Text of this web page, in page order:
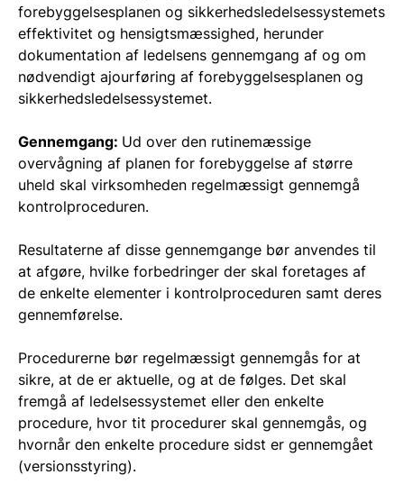
forebyggelsesplanen og sikkerhedsledelsessystemets
effektivitet og hensigtsmæssighed, herunder
dokumentation af ledelsens gennemgang af og om
nødvendigt ajourføring af forebyggelsesplanen og
sikkerhedsledelsessystemet.
Gennemgang: Ud over den rutinemæssige
overvågning af planen for forebyggelse af større
uheld skal virksomheden regelmæssigt gennemgå
kontrolproceduren.
Resultaterne af disse gennemgange bør anvendes til
at afgøre, hvilke forbedringer der skal foretages af
de enkelte elementer i kontrolproceduren samt deres
gennemførelse.
Procedurerne bør regelmæssigt gennemgås for at
sikre, at de er aktuelle, og at de følges. Det skal
fremgå af ledelsessystemet eller den enkelte
procedure, hvor tit procedurer skal gennemgås, og
hvornår den enkelte procedure sidst er gennemgået
(versionsstyring).